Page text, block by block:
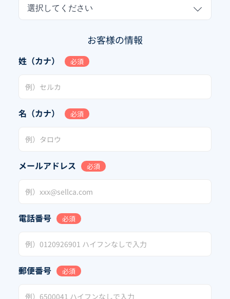
選択してください
お客様の情報
姓（カナ） 必須
名（カナ） 必須
メールアドレス 必須
電話番号 必須
郵便番号 必須